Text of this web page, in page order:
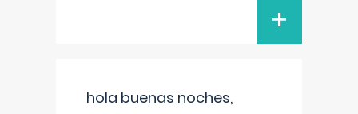
+
hola buenas noches,